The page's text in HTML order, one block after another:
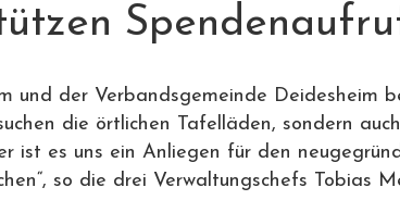
und der Verbandsgemeinde Deidesheim
die örtlichen Tafelläden, sondern
ist es uns ein Anliegen für den
so die drei Verwaltungschefs Tobias